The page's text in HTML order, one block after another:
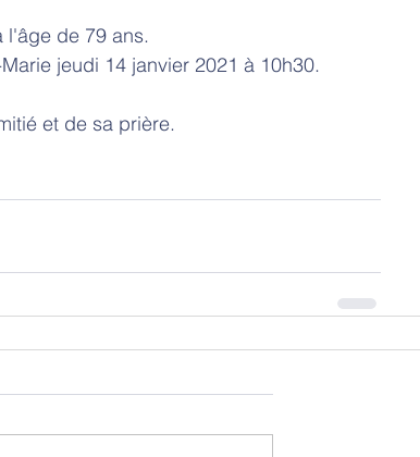
l'âge de 79 ans.
jeudi 14 janvier 2021 à 10h30.
et de sa prière.